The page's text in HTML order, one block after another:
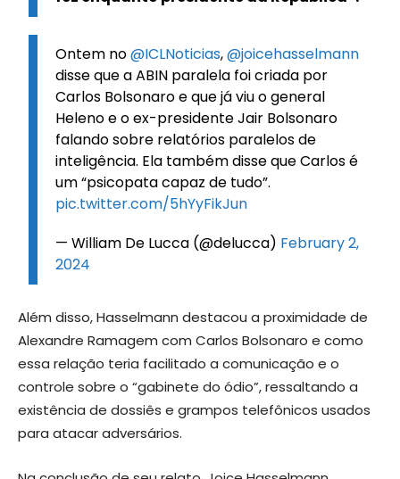
Ontem no@ICLNoticias,@joicehasselmann
disse que a ABIN paralela foi criada por
Carlos Bolsonaro e que já viu o general
Heleno e o ex-presidente Jair Bolsonaro
falando sobre relatórios paralelos de
inteligência. Ela também disse que Carlos é
um “psicopata capaz de tudo”.
pic.twitter.com/5hYyFikJun
— William De Lucca (@delucca) February 2,
2024
Além disso, Hasselmann destacou a proximidade de
Alexandre Ramagem com Carlos Bolsonaro e como
essa relação teria facilitado a comunicação e o
controle sobre o “gabinete do ódio”, ressaltando a
existência de dossiês e grampos telefônicos usados
para atacar adversários.